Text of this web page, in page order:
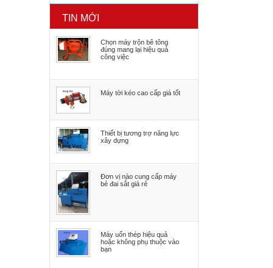
TIN MỚI
Chọn máy trộn bê tông
đúng mang lại hiệu quả
công việc
Máy tời kéo cao cấp giá tốt
Thiết bị tương trợ năng lực
xây dựng
Đơn vị nào cung cấp máy
bẻ đai sắt giá rẻ
Máy uốn thép hiệu quả
hoặc không phụ thuộc vào
bạn